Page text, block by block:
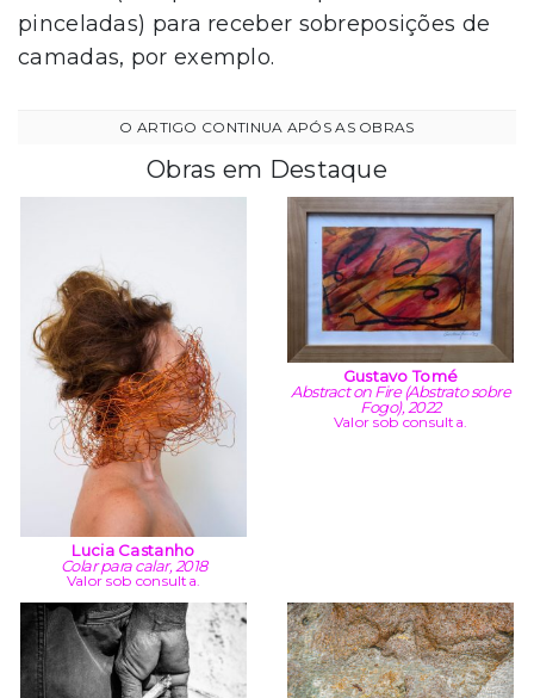
pinceladas) para receber sobreposições de
camadas, por exemplo.
Obras em Destaque
Lucia Castanho
Colar para calar, 2018
Valor sob consulta.
Gustavo Tomé
Abstract on Fire (Abstrato sobre
Fogo), 2022
Valor sob consulta.